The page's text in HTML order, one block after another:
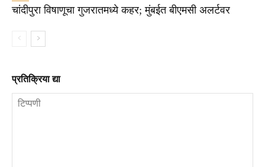
चांदीपुरा विषाणूचा गुजरातमध्ये कहर; मुंबईत बीएमसी अलर्टवर
प्रतिक्रिया द्या